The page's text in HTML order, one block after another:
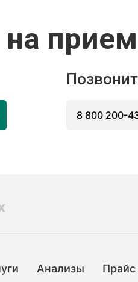
прием
8 800 200-
Анализы Прайс